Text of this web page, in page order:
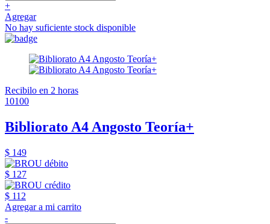
+
Agregar
No hay suficiente stock disponible
Recibilo en 2 horas
10100
Bibliorato A4 Angosto Teoría+
$ 149
$ 127
$ 112
Agregar a mi carrito
-